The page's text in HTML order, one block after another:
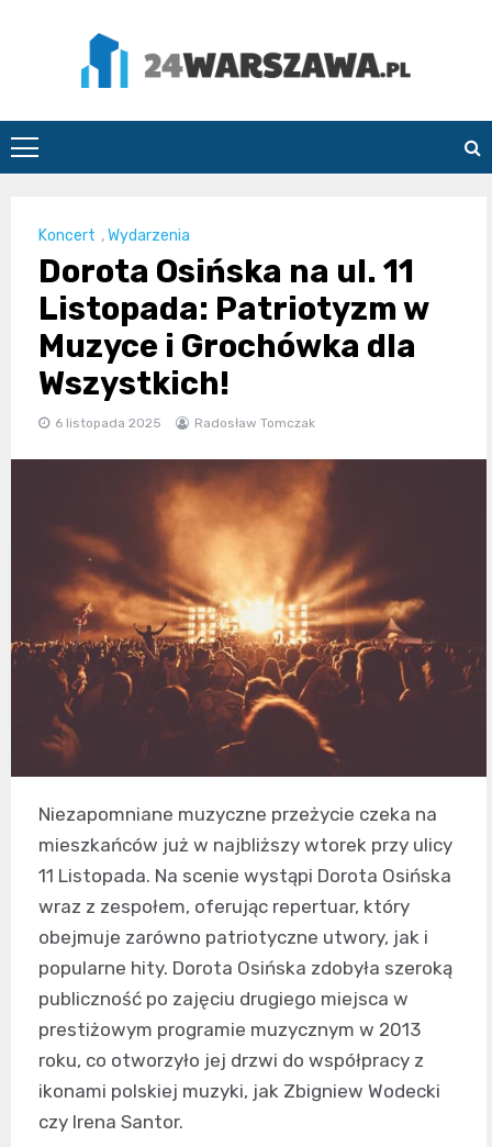
24Warszawa.pl
Koncert ,Wydarzenia
Dorota Osińska na ul. 11
Listopada: Patriotyzm w
Muzyce i Grochówka dla
Wszystkich!
6 listopada 2025 Radosław Tomczak
Niezapomniane muzyczne przeżycie czeka na
mieszkańców już w najbliższy wtorek przy ulicy
11 Listopada. Na scenie wystąpi Dorota Osińska
wraz z zespołem, oferując repertuar, który
obejmuje zarówno patriotyczne utwory, jak i
popularne hity. Dorota Osińska zdobyła szeroką
publiczność po zajęciu drugiego miejsca w
prestiżowym programie muzycznym w 2013
roku, co otworzyło jej drzwi do współpracy z
ikonami polskiej muzyki, jak Zbigniew Wodecki
czy Irena Santor.